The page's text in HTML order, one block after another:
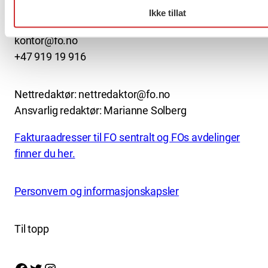
Ikke tillat
kontor@fo.no
+47 919 19 916
Nettredaktør: nettredaktor@fo.no
Ansvarlig redaktør: Marianne Solberg
Fakturaadresser til FO sentralt og FOs avdelinger
finner du her.
Personvern og informasjonskapsler
Til topp